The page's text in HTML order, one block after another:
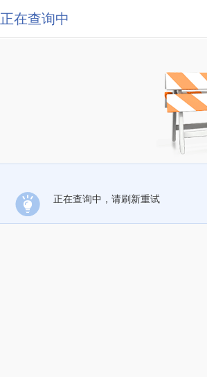
正在查询中
正在查询中，请刷新重试